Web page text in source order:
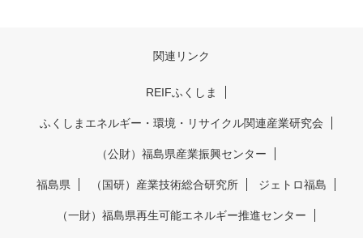
関連リンク
REIFふくしま
ふくしまエネルギー・環境・リサイクル関連産業研究会
（公財）福島県産業振興センター
福島県 （国研）産業技術総合研究所 ジェトロ福島
（一財）福島県再生可能エネルギー推進センター